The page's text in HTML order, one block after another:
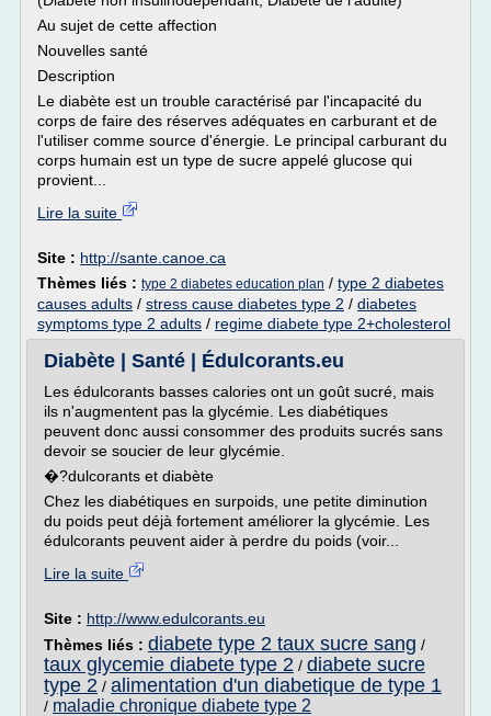
Au sujet de cette affection
Nouvelles santé
Description
Le diabète est un trouble caractérisé par l'incapacité du
corps de faire des réserves adéquates en carburant et de
l'utiliser comme source d'énergie. Le principal carburant du
corps humain est un type de sucre appelé glucose qui
provient...
Lire la suite
Site : http://sante.canoe.ca
Thèmes liés : type 2 diabetes education plan / type 2 diabetes
causes adults / stress cause diabetes type 2 / diabetes
symptoms type 2 adults / regime diabete type 2+cholesterol
Diabète | Santé | Édulcorants.eu
Les édulcorants basses calories ont un goût sucré, mais
ils n'augmentent pas la glycémie. Les diabétiques
peuvent donc aussi consommer des produits sucrés sans
devoir se soucier de leur glycémie.
�?dulcorants et diabète
Chez les diabétiques en surpoids, une petite diminution
du poids peut déjà fortement améliorer la glycémie. Les
édulcorants peuvent aider à perdre du poids (voir...
Lire la suite
Site : http://www.edulcorants.eu
Thèmes liés : diabete type 2 taux sucre sang /
taux glycemie diabete type 2 / diabete sucre
type 2 / alimentation d'un diabetique de type 1
/ maladie chronique diabete type 2